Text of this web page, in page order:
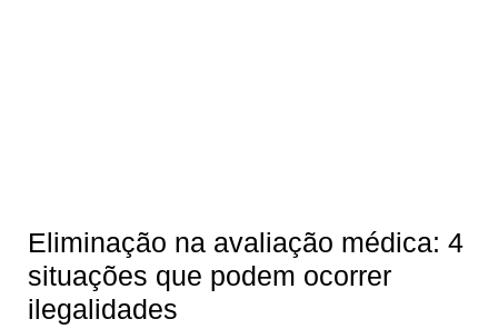
Eliminação na avaliação médica: 4
situações que podem ocorrer
ilegalidades